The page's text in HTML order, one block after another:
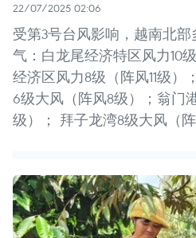
22/07/2025 02:06
受第3号台风影响，越南北
气：白龙尾经济特区风力10
经济区风力8级（阵风11级）
6级大风（阵风8级）；翁门
级）； 拜子龙湾8级大风（阵